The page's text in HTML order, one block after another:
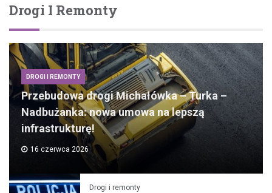
Drogi I Remonty
DROGI I REMONTY
Przebudowa drogi Michałówka – Turka –
Nadbużanka: nowa umowa na lepszą
infrastrukturę!
16 czerwca 2026
Drogi i remonty